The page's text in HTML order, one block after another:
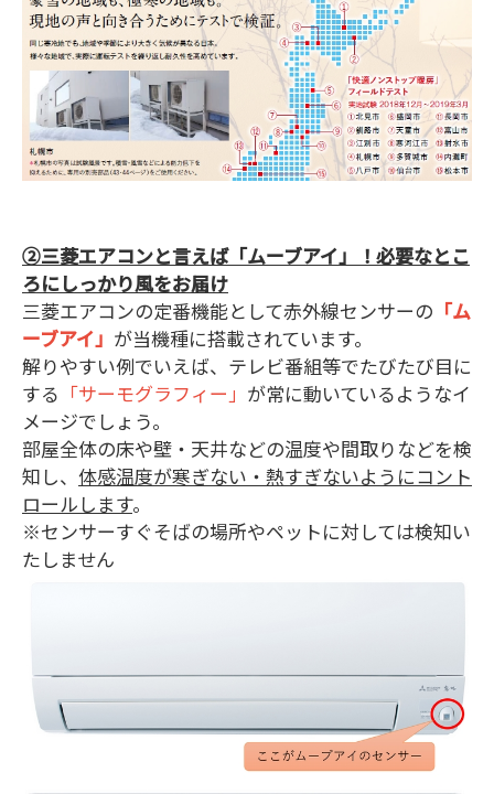
②三菱エアコンと言えば「ムーブアイ」！必要なとこ
ろにしっかり風をお届け
三菱エアコンの定番機能として赤外線センサーの 「ム
ーブアイ」 が当機種に搭載されています。
解りやすい例でいえば、テレビ番組等でたびたび目に
する 「サーモグラフィー」 が常に動いているようなイ
メージでしょう。
部屋全体の床や壁・天井などの温度や間取りなどを検
知し、 体感温度が寒ぎない・熱すぎないようにコント
ロールします。
※センサーすぐそばの場所やペットに対しては検知い
たしません